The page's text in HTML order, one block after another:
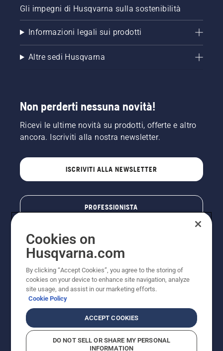
Gli impegni di Husqvarna sulla sostenibilità
Informazioni legali sui prodotti
Altre sedi Husqvarna
Non perderti nessuna novità!
Ricevi le ultime novità su prodotti, offerte e altro
ancora. Iscriviti alla nostra newsletter.
ISCRIVITI ALLA NEWSLETTER
PROFESSIONISTA
© Husqvarna AB (publ). Tutti i diritti riservati. I prezzi
pubblicati si intendono raccomandati e arrotondati, non
impegnativi, comprensivi di I.V.A. vigente. FERCAD SpA
- Via Retrone, 49 - 36077 Altavilla Vic. (VI) - Capitale
Cookies on
Husqvarna.com
By clicking “Accept Cookies”, you agree to the storing of
cookies on your device to enhance site navigation, analyze
site usage, and assist in our marketing efforts.
Cookie Policy
ACCEPT COOKIES
DO NOT SELL OR SHARE MY PERSONAL
INFORMATION